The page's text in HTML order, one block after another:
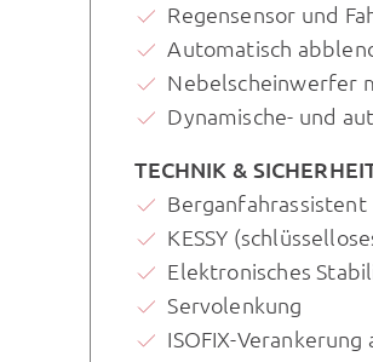
Regensensor und
Automatisch
Nebelscheinwerfer
Dynamische- und
TECHNIK &
Berganfahrassistent
KESSY
Elektronisches
Servolenkung
ISOFIX-